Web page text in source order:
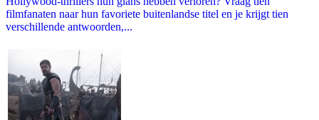
filmfanaten naar hun favoriete buitenlandse titel en je krijgt tien
verschillende antwoorden,...